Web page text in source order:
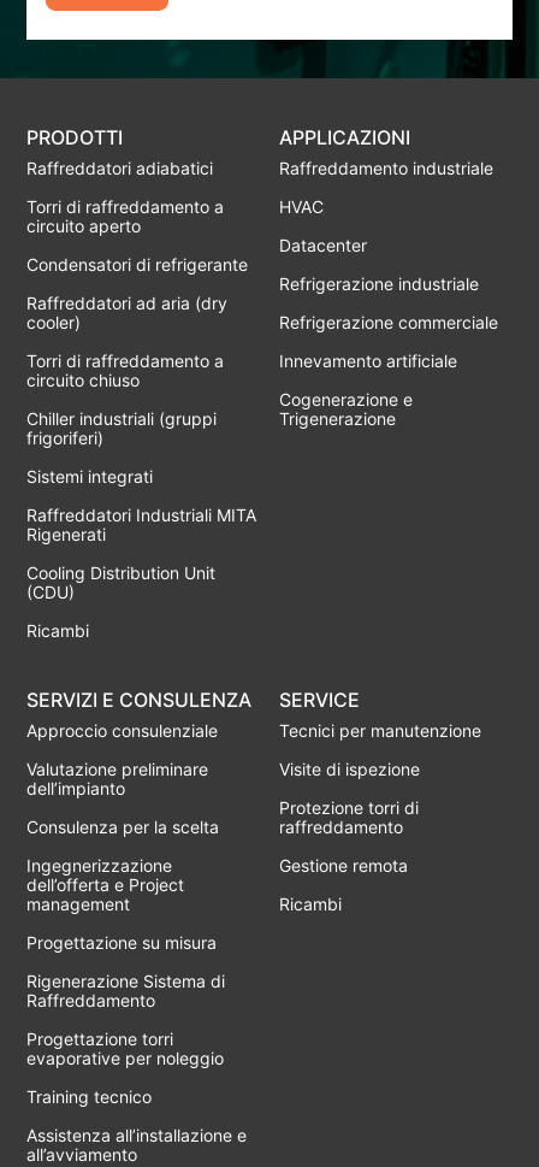
PRODOTTI
Raffreddatori adiabatici
Torri di raffreddamento a
circuito aperto
Condensatori di refrigerante
Raffreddatori ad aria (dry
cooler)
Torri di raffreddamento a
circuito chiuso
Chiller industriali (gruppi
frigoriferi)
Sistemi integrati
Raffreddatori Industriali MITA
Rigenerati
Cooling Distribution Unit
(CDU)
Ricambi
APPLICAZIONI
Raffreddamento industriale
HVAC
Datacenter
Refrigerazione industriale
Refrigerazione commerciale
Innevamento artificiale
Cogenerazione e
Trigenerazione
SERVIZI E CONSULENZA
Approccio consulenziale
Valutazione preliminare
dell’impianto
Consulenza per la scelta
Ingegnerizzazione
dell’offerta e Project
management
Progettazione su misura
Rigenerazione Sistema di
Raffreddamento
Progettazione torri
evaporative per noleggio
Training tecnico
Assistenza all’installazione e
all’avviamento
SERVICE
Tecnici per manutenzione
Visite di ispezione
Protezione torri di
raffreddamento
Gestione remota
Ricambi